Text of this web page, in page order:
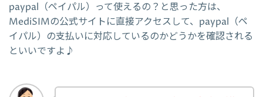
paypal（ペイパル）って使えるの？と思った方は、
MediSIMの公式サイトに直接アクセスして、paypal（ペ
イパル）の支払いに対応しているのかどうかを確認される
といいですよ♪